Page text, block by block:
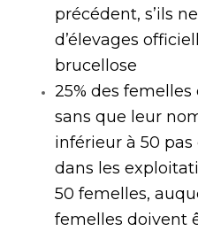
précédent, s’ils
d’élevages
brucellose
25% des
sans que leur
inférieur à 50
dans les
50 femelles,
femelles doivent